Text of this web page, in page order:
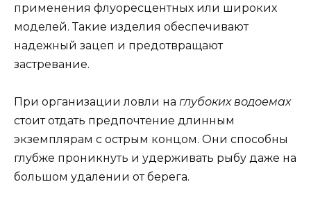
применения флуоресцентных или широких
моделей. Такие изделия обеспечивают
надежный зацеп и предотвращают
застревание.
При организации ловли на глубоких водоемах
стоит отдать предпочтение длинным
экземплярам с острым концом. Они способны
глубже проникнуть и удерживать рыбу даже на
большом удалении от берега.